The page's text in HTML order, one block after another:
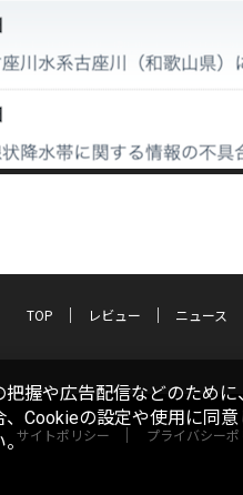
TOP レビュー ニュース
サイトポリシー プライバシーポ
握や広告配信などのため
Cookieの設定や使用に同
。